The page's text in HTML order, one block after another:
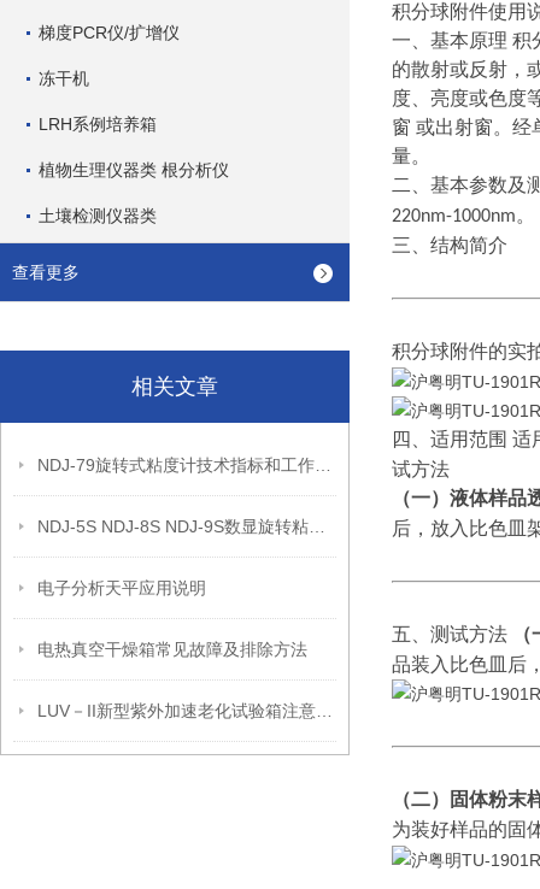
梯度PCR仪/扩增仪
冻干机
LRH系例培养箱
植物生理仪器类 根分析仪
土壤检测仪器类
查看更多
相关文章
电子分析天平应用说明
电热真空干燥箱常见故障及排除方法
积分球附件使用
一、基本原理 积
的散射或反射，
度、亮度或色度
窗 或出射窗。经
量。
二、基本参数及
220nm-1000nm。
三、结构简介
积分球附件的实
四、适用范围 适
试方法
（一）液体样品
后，放入比色皿
五、测试方法
品装入比色皿后
（二）固体粉末
为装好样品的固